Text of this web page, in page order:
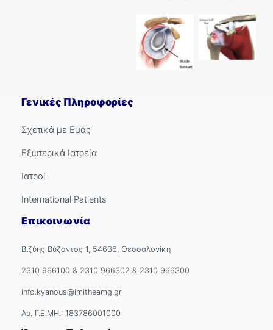
Γενικές Πληροφορίες
Σχετικά με Εμάς
Εξωτερικά Ιατρεία
Ιατροί
International Patients
Επικοινωνία
Βιζύης Βύζαντος 1, 54636, Θεσσαλονίκη
2310 966100 & 2310 966302 & 2310 966300
info.kyanous@imitheamg.gr
Αρ. Γ.Ε.ΜΗ.: 183786001000